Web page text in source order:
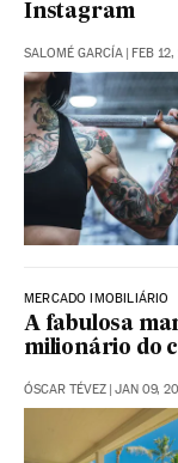
Instagram
SALOMÉ GARCÍA | FEB
MERCADO IMOBILIÁRIO
A fabulosa
milionário do
ÓSCAR TÉVEZ | JAN 09,